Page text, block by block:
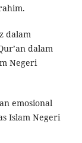
dalam
dalam
Negeri
emosional
Islam Negeri